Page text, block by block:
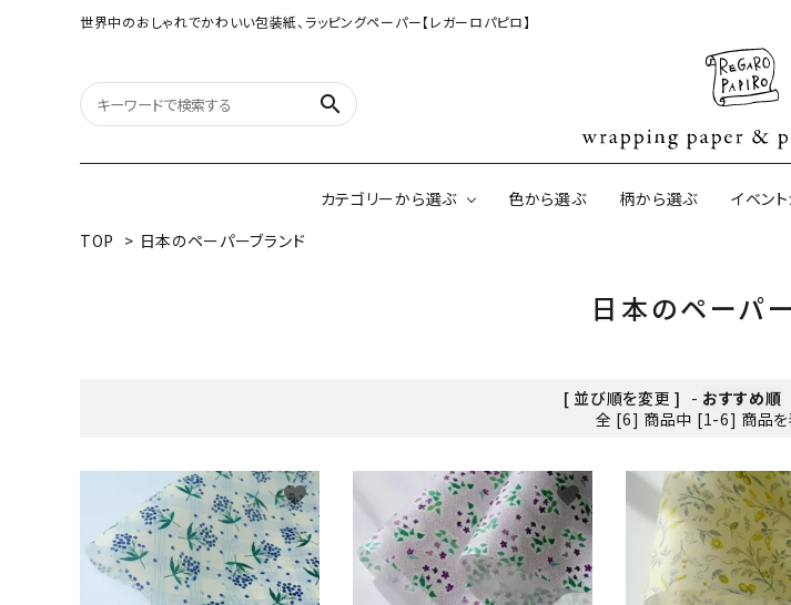
世界中のおしゃれでかわいい包装紙、ラッピングペーパー【レガーロパピロ】
search
カテゴリーから選ぶ
和紙の包装紙
インドのハンドプリントコットン
イギリスのモダン包装紙
色から選ぶ 柄から選ぶ イベン
TOP > 日本のペーパーブランド
日本のペーパ
[ 並び順を変更 ] - おすすめ順
全 [6] 商品中 [1-6] 商品を
favorite favorite